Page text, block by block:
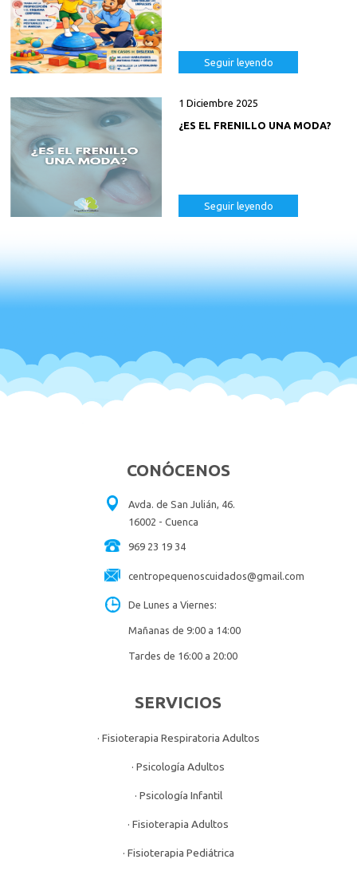
Seguir leyendo
1 Diciembre 2025
¿ES EL FRENILLO UNA MODA?
Seguir leyendo
CONÓCENOS
Avda. de San Julián, 46.
16002 - Cuenca
969 23 19 34
centropequenoscuidados@gmail.com
De Lunes a Viernes:
Mañanas de 9:00 a 14:00
Tardes de 16:00 a 20:00
SERVICIOS
· Fisioterapia Respiratoria Adultos
· Psicología Adultos
· Psicología Infantil
· Fisioterapia Adultos
· Fisioterapia Pediátrica